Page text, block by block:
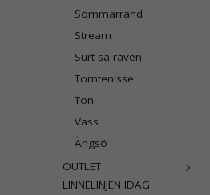
Sommarrand
Stream
Surt sa räven
Tomtenisse
Ton
Vass
Ängsö
OUTLET
LINNELINJEN IDAG